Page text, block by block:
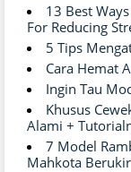
13 Best
For Reducing
5 Tips
Cara Hemat
Ingin Tau
Khusus
Alami +
7 Model
Mahkota Berukir